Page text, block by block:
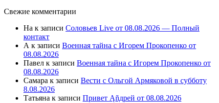
Свежие комментарии
На к записи Соловьев Live от 08.08.2026 — Полный
контакт
А к записи Военная тайна с Игорем Прокопенко от
08.08.2026
Павел к записи Военная тайна с Игорем Прокопенко от
08.08.2026
Самара к записи Вести с Ольгой Армяковой в субботу
8.08.2026
Татьяна к записи Привет Ąñдpей от 08.08.2026